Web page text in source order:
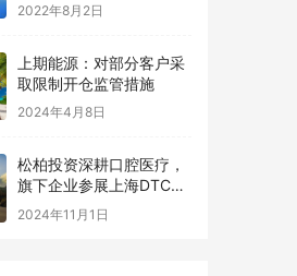
2022年8月2日
上期能源：对部分客户采
取限制开仓监管措施
2024年4月8日
松柏投资深耕口腔医疗，
旗下企业参展上海DTC展
现数智化升级产品力
2024年11月1日